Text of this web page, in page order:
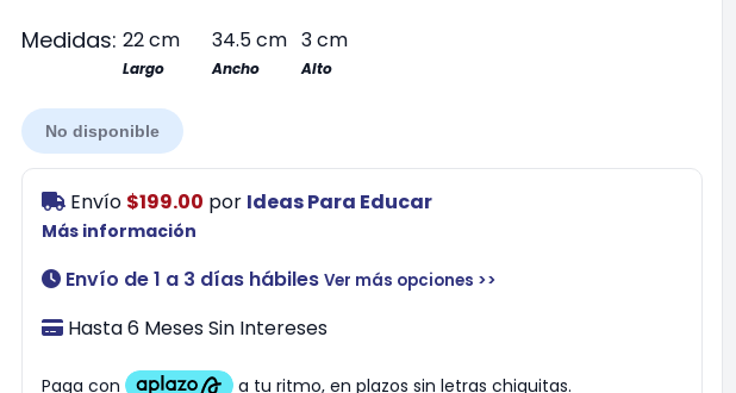
Medidas: 22 cm 34.5 cm 3 cm
Largo Ancho Alto
No disponible
Envío $199.00 por Ideas Para Educar
Más información
Envío de 1 a 3 días hábiles Ver más opciones >>
Hasta 6 Meses Sin Intereses